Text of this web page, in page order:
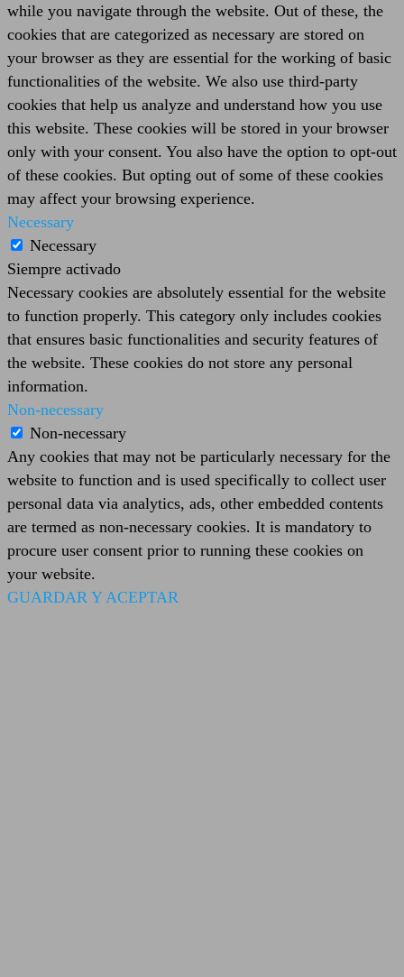
while you navigate through the website. Out of these, the
cookies that are categorized as necessary are stored on
your browser as they are essential for the working of basic
functionalities of the website. We also use third-party
cookies that help us analyze and understand how you use
this website. These cookies will be stored in your browser
only with your consent. You also have the option to opt-out
of these cookies. But opting out of some of these cookies
may affect your browsing experience.
Necessary
Necessary
Siempre activado
Necessary cookies are absolutely essential for the website
to function properly. This category only includes cookies
that ensures basic functionalities and security features of
the website. These cookies do not store any personal
information.
Non-necessary
Non-necessary
Any cookies that may not be particularly necessary for the
website to function and is used specifically to collect user
personal data via analytics, ads, other embedded contents
are termed as non-necessary cookies. It is mandatory to
procure user consent prior to running these cookies on
your website.
GUARDAR Y ACEPTAR